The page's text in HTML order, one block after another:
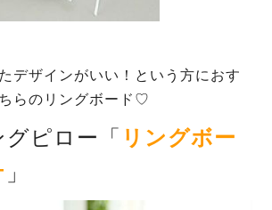
デザインがいい！という方におす
らのリングボード♡
ピロー「 リングボー
」